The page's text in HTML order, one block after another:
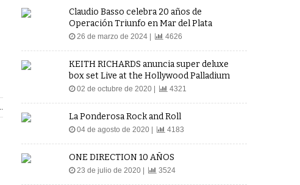
Claudio Basso celebra 20 años de
Operación Triunfo en Mar del Plata
26 de marzo de 2024 | 4626
KEITH RICHARDS anuncia super deluxe
box set Live at the Hollywood Palladium
02 de octubre de 2020 | 4321
La Ponderosa Rock and Roll
04 de agosto de 2020 | 4183
ONE DIRECTION 10 AÑOS
23 de julio de 2020 | 3524